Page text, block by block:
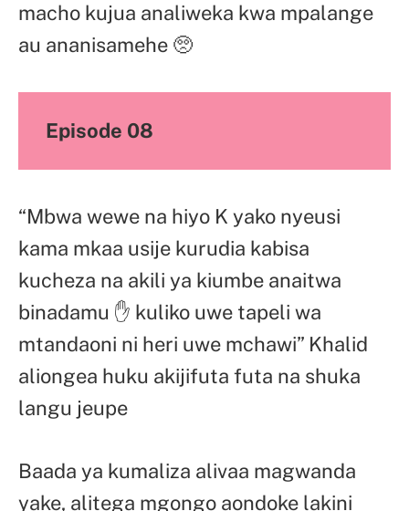
macho kujua analiweka kwa mpalange
au ananisamehe 🥺
Episode 08
“Mbwa wewe na hiyo K yako nyeusi
kama mkaa usije kurudia kabisa
kucheza na akili ya kiumbe anaitwa
binadamu ✋ kuliko uwe tapeli wa
mtandaoni ni heri uwe mchawi” Khalid
aliongea huku akijifuta futa na shuka
langu jeupe
Baada ya kumaliza alivaa magwanda
yake, alitega mgongo aondoke lakini